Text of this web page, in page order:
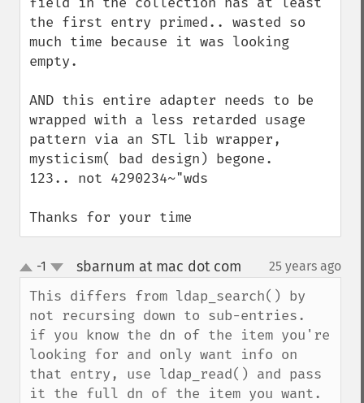
the first entry primed.. wasted so
much time because it was looking
empty.
AND this entire adapter needs to be
wrapped with a less retarded usage
pattern via an STL lib wrapper,
mysticism( bad design) begone.
123.. not 4290234~"wds
Thanks for your time
up
down
-1 sbarnum at mac dot com 25 years ago
This differs from ldap_search() by
not recursing down to sub-entries.
if you know the dn of the item you're
looking for and only want info on
that entry, use ldap_read() and pass
it the full dn of the item you want.